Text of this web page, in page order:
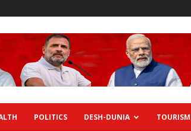
POLITICS DESH-DUNIA TOURISM